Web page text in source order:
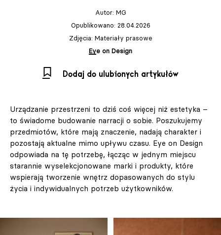
Autor: MG
Opublikowano: 28.04.2026
Zdjęcia: Materiały prasowe
Eye on Design
Dodaj do ulubionych artykułów
Urządzanie przestrzeni to dziś coś więcej niż estetyka –
to świadome budowanie narracji o sobie. Poszukujemy
przedmiotów, które mają znaczenie, nadają charakter i
pozostają aktualne mimo upływu czasu. Eye on Design
odpowiada na tę potrzebę, łącząc w jednym miejscu
starannie wyselekcjonowane marki i produkty, które
wspierają tworzenie wnętrz dopasowanych do stylu
życia i indywidualnych potrzeb użytkowników.